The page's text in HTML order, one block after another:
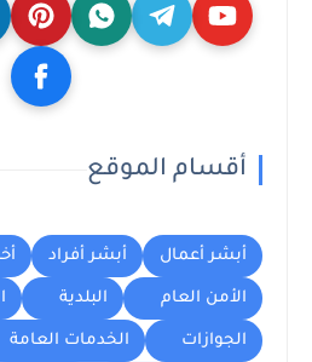
أقسام الموقع
أبشر أعمال أبشر أفراد
الأمن العام البلدية
الجوازات الخدمات العامة